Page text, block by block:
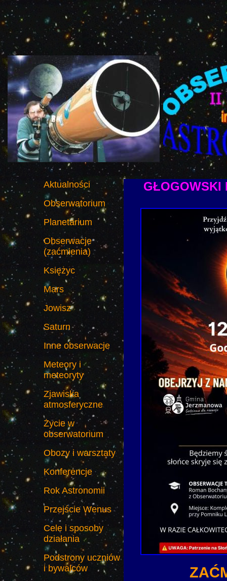
Aktualności
Obserwatorium
Planetarium
Obserwacje
(zaćmienia)
Księżyc
Mars
Jowisz
Saturn
Inne obserwacje
Meteory i
meteoryty
Zjawiska
atmosferyczne
Życie w
obserwatorium
Obozy i warsztaty
Konferencje
Rok Astronomii
Przejście Wenus
Cele i sposoby
działania
Podstrony uczniów
i bywalców
GŁOGOWSKI